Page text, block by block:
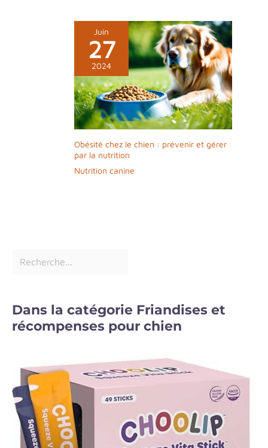
Juin
27
2024
Obésité chez le chien : prévenir et gérer
par la nutrition
Nutrition canine
Dans la catégorie Friandises et
récompenses pour chien